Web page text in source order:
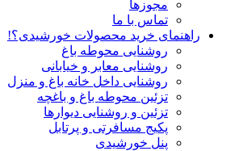
مجوزها
تماس با ما
راهنمای خرید محصولات خورشیدی؟!
روشنایی محوطه باغ
روشنایی معابر و خیابانی
روشنایی داخل خانه باغ و منزل
تزئین محوطه باغ و باغچه
تزئین و روشنایی دیوارها
پکیج مسافرتی و پرتابل
پنل خورشیدی